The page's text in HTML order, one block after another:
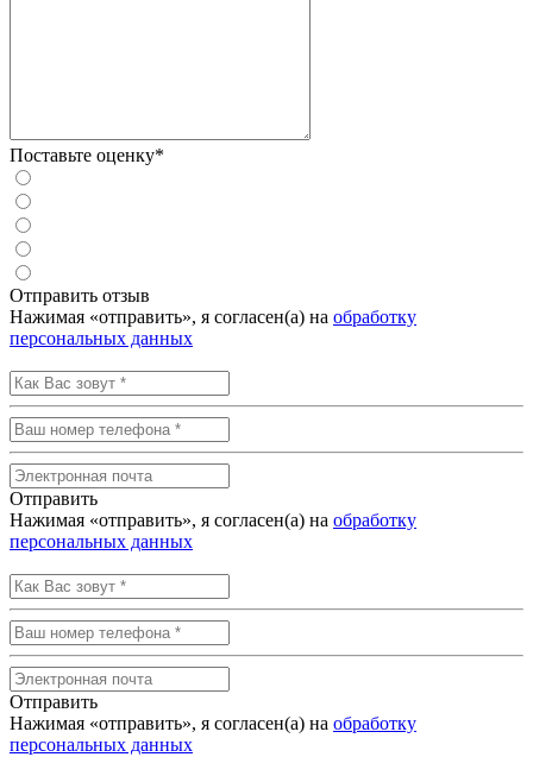
Поставьте оценку*
Отправить отзыв
Нажимая «отправить», я согласен(а) на обработку
персональных данных
Отправить
Нажимая «отправить», я согласен(а) на обработку
персональных данных
Отправить
Нажимая «отправить», я согласен(а) на обработку
персональных данных